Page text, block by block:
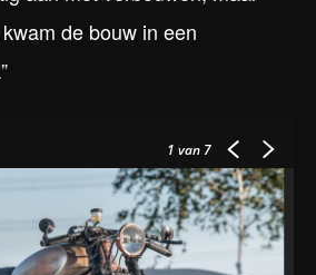
de bouw in een
1 van 7